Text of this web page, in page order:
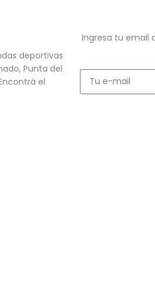
deportivas
Punta del
el
Ingresa tu email